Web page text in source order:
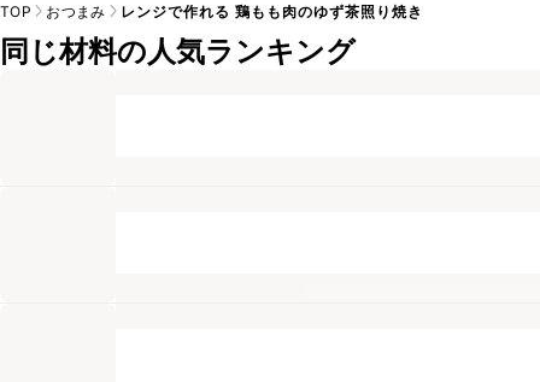
TOP おつまみ レンジで作れる 鶏もも肉のゆず茶照り焼き
同じ材料の人気ランキング